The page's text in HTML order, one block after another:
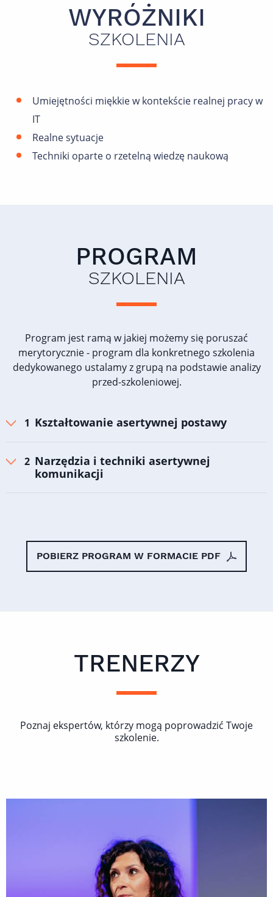
WYRÓŻNIKI
SZKOLENIA
Umiejętności miękkie w kontekście realnej pracy w
IT
Realne sytuacje
Techniki oparte o rzetelną wiedzę naukową
PROGRAM
SZKOLENIA
Program jest ramą w jakiej możemy się poruszać
merytorycznie - program dla konkretnego szkolenia
dedykowanego ustalamy z grupą na podstawie analizy
przed-szkoleniowej.
Kształtowanie asertywnej postawy
Narzędzia i techniki asertywnej
komunikacji
POBIERZ PROGRAM W FORMACIE PDF
TRENERZY
Poznaj ekspertów, którzy mogą poprowadzić Twoje
szkolenie.